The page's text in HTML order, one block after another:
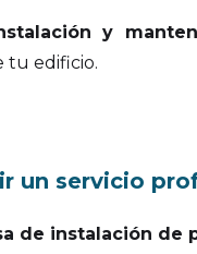
y
tu edificio.
un servicio
de instalación de